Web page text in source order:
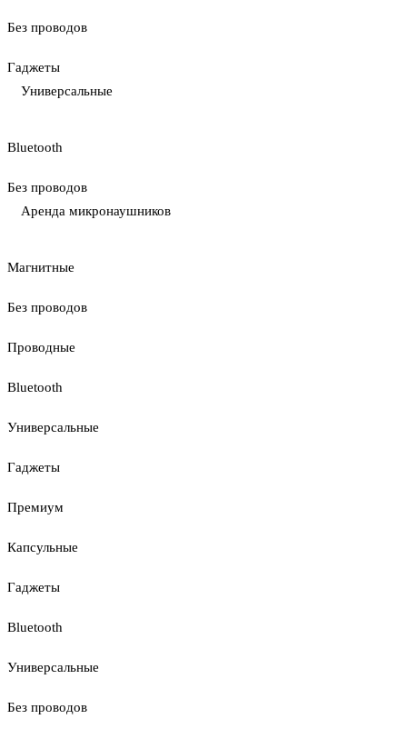
Без проводов
Гаджеты
Универсальные
Bluetooth
Без проводов
Аренда микронаушников
Магнитные
Без проводов
Проводные
Bluetooth
Универсальные
Гаджеты
Премиум
Капсульные
Гаджеты
Bluetooth
Универсальные
Без проводов